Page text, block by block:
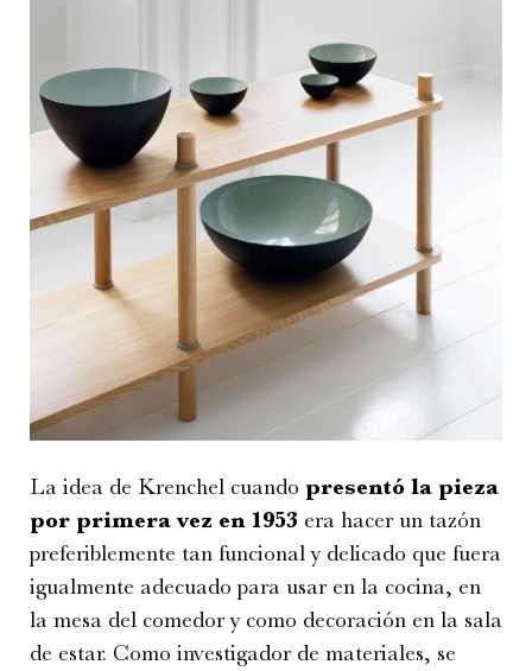
La idea de Krenchel cuando presentó la pieza
por primera vez en 1953 era hacer un tazón
preferiblemente tan funcional y delicado que fuera
igualmente adecuado para usar en la cocina, en
la mesa del comedor y como decoración en la sala
de estar. Como investigador de materiales, se